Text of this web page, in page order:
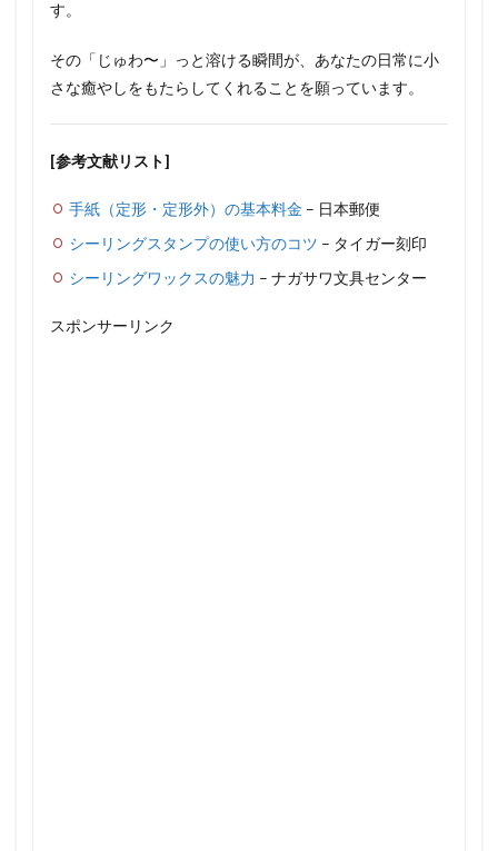
す。
その「じゅわ〜」っと溶ける瞬間が、あなたの日常に小
さな癒やしをもたらしてくれることを願っています。
[参考文献リスト]
手紙（定形・定形外）の基本料金 – 日本郵便
シーリングスタンプの使い方のコツ – タイガー刻印
シーリングワックスの魅力 – ナガサワ文具センター
スポンサーリンク